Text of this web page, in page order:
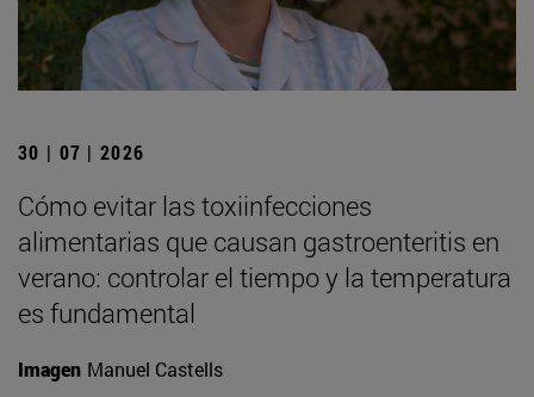
30 | 07 | 2026
Cómo evitar las toxiinfecciones
alimentarias que causan gastroenteritis en
verano: controlar el tiempo y la temperatura
es fundamental
Imagen Manuel Castells